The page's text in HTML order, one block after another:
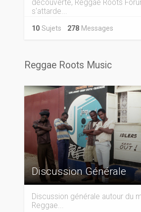
découverte, Reggae Roots
s'attarde...
10Sujets 278Messages
Reggae Roots Music
Discussion Générale
Discussion générale autour du
Reggae...